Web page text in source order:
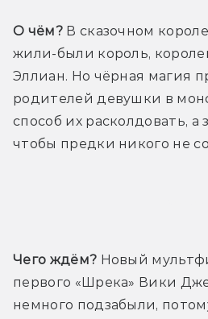
О чём? В сказочном
жили-были король,
Эллиан. Но чёрная магия
родителей девушки в
способ их расколдовать, а
чтобы предки никого не
Чего ждём? Новый
первого «Шрека» Вики
немного подзабыли,